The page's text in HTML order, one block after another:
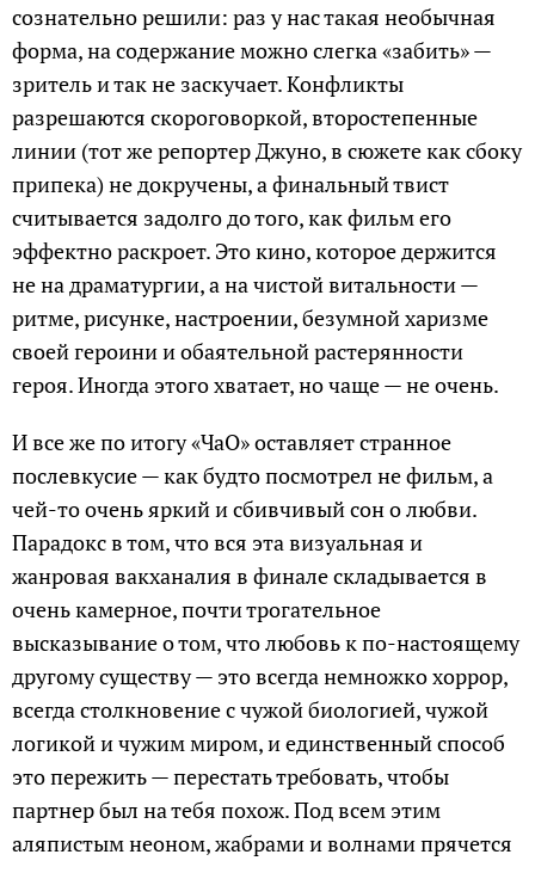
сознательно решили: раз у нас такая необычная
форма, на содержание можно слегка «забить» —
зритель и так не заскучает. Конфликты
разрешаются скороговоркой, второстепенные
линии (тот же репортер Джуно, в сюжете как сбоку
припека) не докручены, а финальный твист
считывается задолго до того, как фильм его
эффектно раскроет. Это кино, которое держится
не на драматургии, а на чистой витальности —
ритме, рисунке, настроении, безумной харизме
своей героини и обаятельной растерянности
героя. Иногда этого хватает, но чаще — не очень.
И все же по итогу «ЧаО» оставляет странное
послевкусие — как будто посмотрел не фильм, а
чей-то очень яркий и сбивчивый сон о любви.
Парадокс в том, что вся эта визуальная и
жанровая вакханалия в финале складывается в
очень камерное, почти трогательное
высказывание о том, что любовь к по-настоящему
другому существу — это всегда немножко хоррор,
всегда столкновение с чужой биологией, чужой
логикой и чужим миром, и единственный способ
это пережить — перестать требовать, чтобы
партнер был на тебя похож. Под всем этим
аляпистым неоном, жабрами и волнами прячется